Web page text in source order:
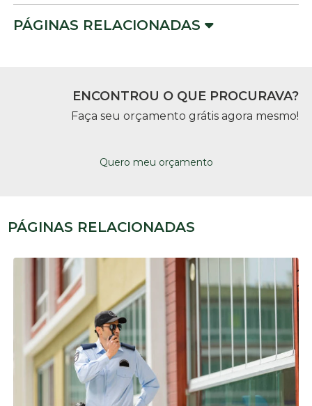
PÁGINAS RELACIONADAS
ENCONTROU O QUE PROCURAVA?
Faça seu orçamento grátis agora mesmo!
Quero meu orçamento
PÁGINAS RELACIONADAS